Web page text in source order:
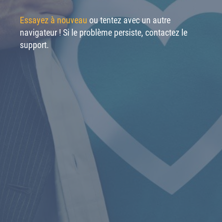
Essayez à nouveau ou tentez avec un autre
navigateur ! Si le problème persiste, contactez le
support.